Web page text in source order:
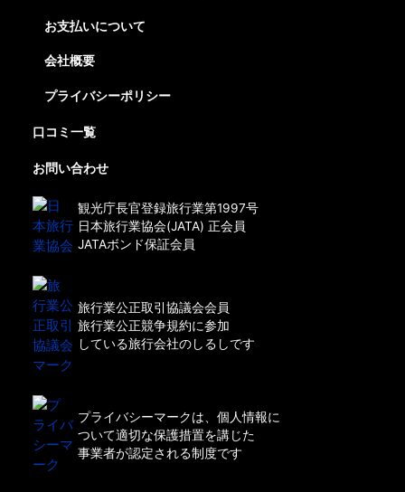
お支払いについて
会社概要
プライバシーポリシー
口コミ一覧
お問い合わせ
観光庁長官登録旅行業第1997号
日本旅行業協会(JATA) 正会員
JATAボンド保証会員
旅行業公正取引協議会会員
旅行業公正競争規約に参加
している旅行会社のしるしです
プライバシーマークは、個人情報に
ついて適切な保護措置を講じた
事業者が認定される制度です